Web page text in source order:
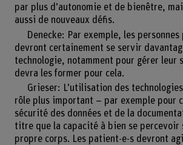
par plus d’autonomie et de bienêtre,
aussi de nouveaux défis.
Denecke: Par exemple, les
devront certainement se servir
technologie, notamment pour gérer leur
devra les former pour cela.
Grieser: L’utilisation des
rôle plus important – par exemple pour
sécurité des données et de la
titre que la capacité à bien se percevoir
propre corps. Les patient-e-s devront